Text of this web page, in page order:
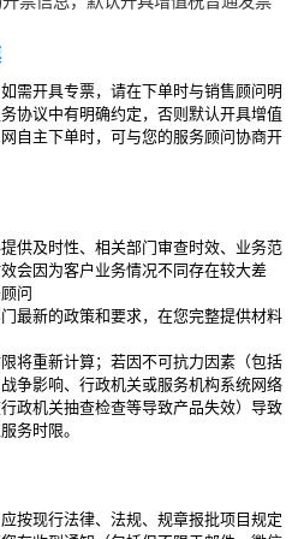
需开具专票，请在下单时与销售顾问明
协议中有明确约定，否则默认开具增值
自主下单时，可与您的服务顾问协商开
供及时性、相关部门审查时效、业务范
会因为客户业务情况不同存在较大差
问
最新的政策和要求，在您完整提供材料
将重新计算；若因不可抗力因素（包括
争影响、行政机关或服务机构系统网络
政机关抽查检查等导致产品失效）导致
务时限。
按现行法律、法规、规章报批项目规定